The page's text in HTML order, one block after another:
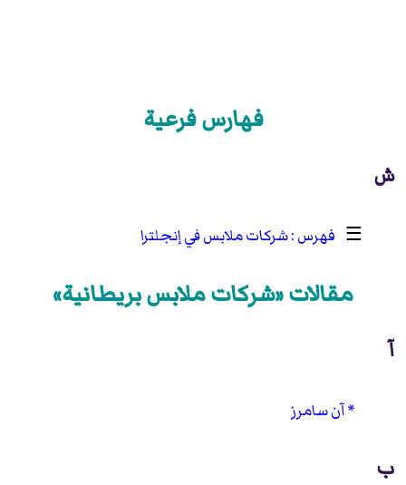
فهارس فرعية
ش
☰ شركات ملابس في إنجلترا
مقالات «شركات ملابس بريطانية»
آ
آن سامرز
ب